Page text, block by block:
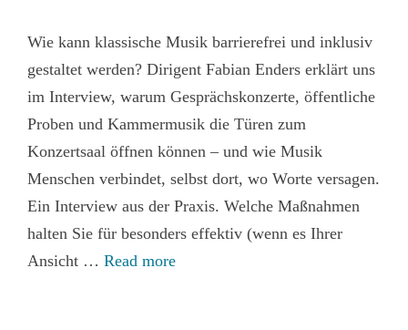
Wie kann klassische Musik barrierefrei und inklusiv
gestaltet werden? Dirigent Fabian Enders erklärt uns
im Interview, warum Gesprächskonzerte, öffentliche
Proben und Kammermusik die Türen zum
Konzertsaal öffnen können – und wie Musik
Menschen verbindet, selbst dort, wo Worte versagen.
Ein Interview aus der Praxis. Welche Maßnahmen
halten Sie für besonders effektiv (wenn es Ihrer
Ansicht … Read more